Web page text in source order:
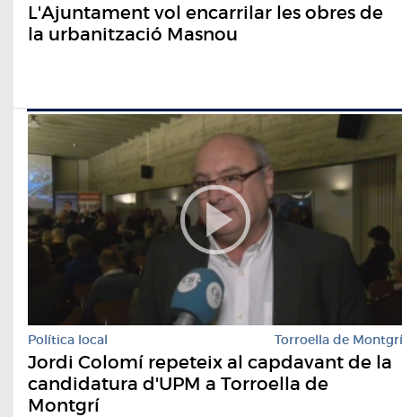
L'Ajuntament vol encarrilar les obres de
la urbanització Masnou
Política local Torroella de Montgrí
Jordi Colomí repeteix al capdavant de la
candidatura d'UPM a Torroella de
Montgrí